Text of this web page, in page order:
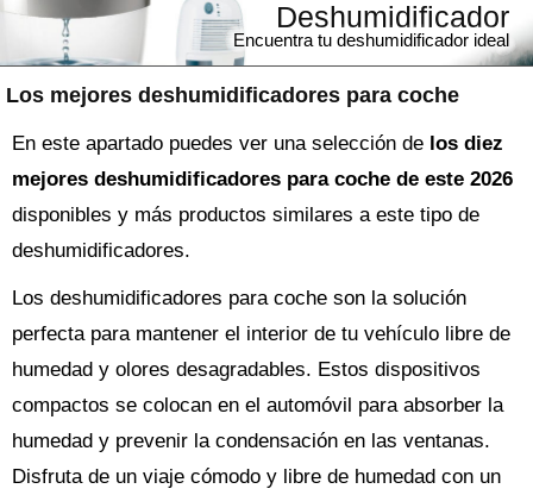
Los mejores deshumidificadores para coche
Deshumidificador
Encuentra tu deshumidificador ideal
En este apartado puedes ver una selección de los diez
mejores deshumidificadores para coche de este 2026
disponibles y más productos similares a este tipo de
deshumidificadores.
Los deshumidificadores para coche son la solución
perfecta para mantener el interior de tu vehículo libre de
humedad y olores desagradables. Estos dispositivos
compactos se colocan en el automóvil para absorber la
humedad y prevenir la condensación en las ventanas.
Disfruta de un viaje cómodo y libre de humedad con un